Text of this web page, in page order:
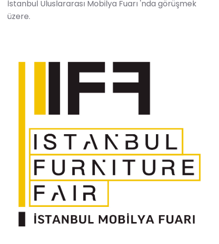
İstanbul Uluslararası Mobilya Fuarı 'nda görüşmek
üzere.